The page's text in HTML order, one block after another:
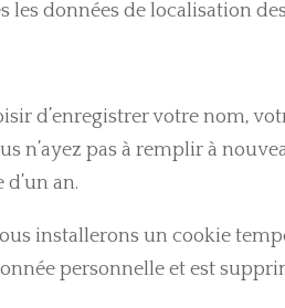
données de localisation
d’enregistrer votre nom,
n’ayez pas à remplir à
an.
installerons un cookie
personnelle et est